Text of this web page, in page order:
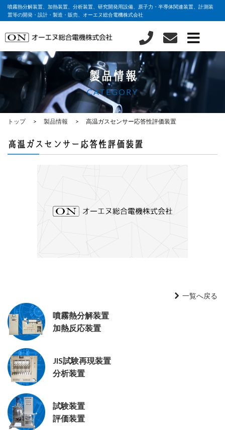
噴霧熱分解装置、加熱装置、分析装置、研究開発用設備、原子力・半導体関連装置、計測装
置等の開発・設計・製造・販売、オーエヌ総合電機株式会社
製品情報
CATEGORY
トップ 製品情報 高温ガスセンサー応答性評価装置
高温ガスセンサー応答性評価装置
一覧へ戻る
噴霧熱分解装置
加熱反応装置
JIS試験再現装置
分析装置
試験装置
評価装置